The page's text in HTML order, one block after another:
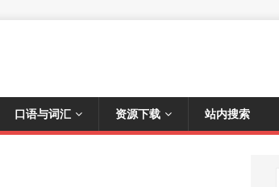
口语与词汇 资源下载 站内搜索